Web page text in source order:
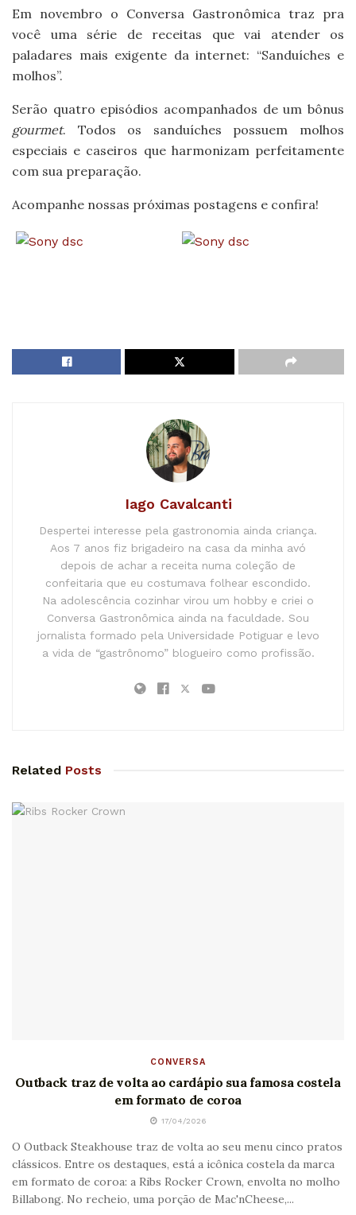
Em novembro o Conversa Gastronômica traz pra
você uma série de receitas que vai atender os
paladares mais exigente da internet: “Sanduíches e
molhos”.
Serão quatro episódios acompanhados de um bônus
gourmet. Todos os sanduíches possuem molhos
especiais e caseiros que harmonizam perfeitamente
com sua preparação.
Acompanhe nossas próximas postagens e confira!
Iago Cavalcanti
Despertei interesse pela gastronomia ainda criança.
Aos 7 anos fiz brigadeiro na casa da minha avó
depois de achar a receita numa coleção de
confeitaria que eu costumava folhear escondido.
Na adolescência cozinhar virou um hobby e criei o
Conversa Gastronômica ainda na faculdade. Sou
jornalista formado pela Universidade Potiguar e levo
a vida de “gastrônomo” blogueiro como profissão.
Related Posts
CONVERSA
Outback traz de volta ao cardápio sua famosa costela
em formato de coroa
17/04/2026
O Outback Steakhouse traz de volta ao seu menu cinco pratos
clássicos. Entre os destaques, está a icônica costela da marca
em formato de coroa: a Ribs Rocker Crown, envolta no molho
Billabong. No recheio, uma porção de Mac'nCheese,...